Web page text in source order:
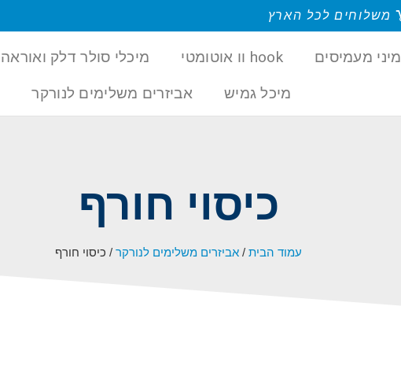
משלוחים לכל הארץ
מיני מעמיסים hook וו אוטומטי מיכלי סולר דלק ואוראה
מיכל גמיש
אביזרים משלימים לנורקר
כיסוי חורף
עמוד הבית / אביזרים משלימים לנורקר / כיסוי חורף